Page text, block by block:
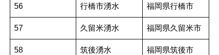
56 行橋市湧水 福岡県行橋市
57 久留米湧水 福岡県久留米市
58 筑後湧水 福岡県筑後市